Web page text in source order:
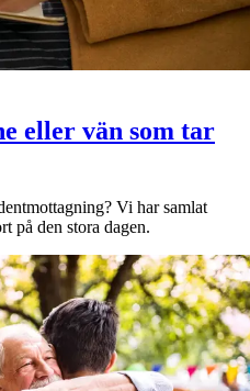
eller vän som tar
Vi har samlat
på den stora dagen.